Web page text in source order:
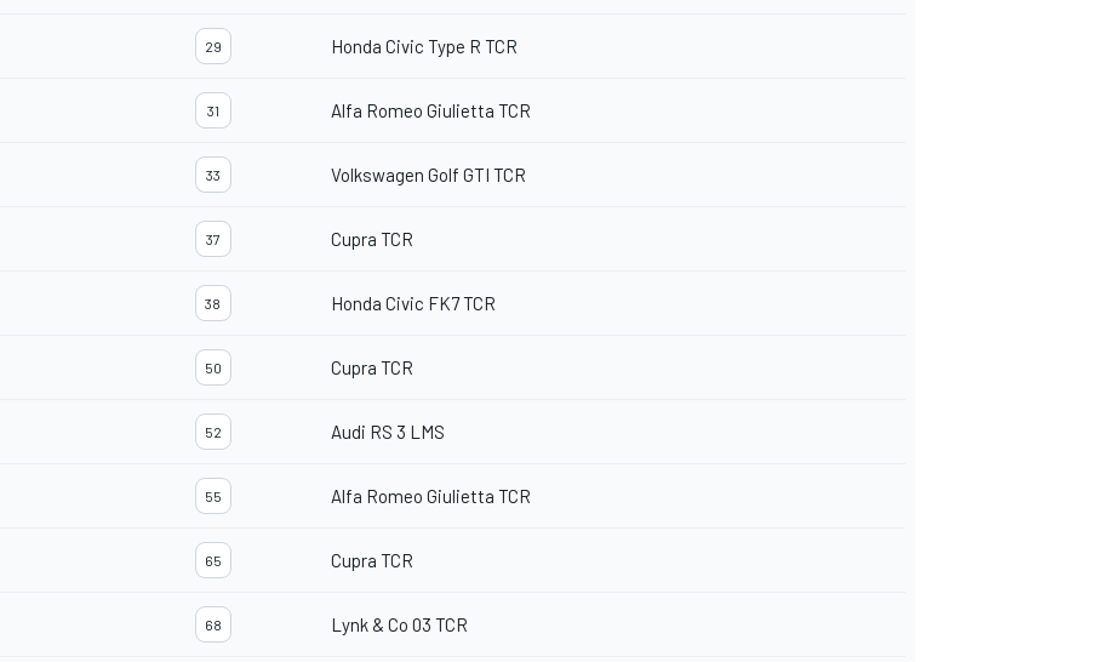
29 Honda Civic Type R TCR
31 Alfa Romeo Giulietta TCR
33 Volkswagen Golf GTI TCR
37 Cupra TCR
38 Honda Civic FK7 TCR
50 Cupra TCR
52 Audi RS 3 LMS
55 Alfa Romeo Giulietta TCR
65 Cupra TCR
68 Lynk & Co 03 TCR